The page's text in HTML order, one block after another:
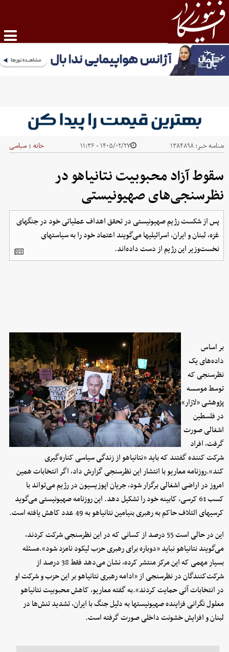
شناسه خبر:۱۳۸۴۸۹۸ ۱۴۰۵/۰۲/۲۷ - ۱۱:۳۶ خانه | سیاسی
سقوط آزاد محبوبیت نتانیاهو در
نظرسنجی‌های صهیونیستی
پس از شکست رژیم صهیونیستی در تحقق اهداف عملیاتی خود در جنگهای
غزه، لبنان و ایران، اسرائیلیها می‌گویند اعتماد خود را به سیاستهای
نخست‌وزیر این رژیم از دست داده‌اند.
بر اساس
داده‌های یک
نظر‌سنجی که
توسط موسسه
پژوهشی «لازار»
در فلسطین
اشغالی صورت
گرفت، افراد
شرکت کننده گفتند که باید «نتانیاهو از زندگی سیاسی کناره‌گیری
کند».روزنامه معاریو با انتشار این نظرسنجی گزارش داد، اگر انتخابات همین
امروز در اراضی اشغالی برگزار شود، جریان اپوزیسیون در رژیم می‌تواند با
کسب 61 کرسی، کابینه خود را تشکیل دهد. این روزنامه صهیونیستی می‌گوید
کرسیهای ائتلاف حاکم به رهبری بنیامین نتانیاهو به 49 عدد کاهش یافته است.
این در حالی است 55 درصد از کسانی که در این نظرسنجی شرکت کردند،
می‌گویند نتانیاهو نباید «دوباره برای رهبری حزب لیکود نامزد شود».مسئله
بسیار مهمی که این مرکز منتشر کرده، نشان می‌دهد فقط 38 درصد از
شرکت‌کنندگان در نظرسنجی از «ادامه رهبری نتانیاهو بر این حزب و شرکت او
در انتخابات آتی حمایت کردند».به گفته معاریو، کاهش محبوبیت نتانیاهو
معلول نگرانی فزاینده صهیونیستها به دلیل جنگ با ایران، تشدید تنش‌ها در
لبنان و افزایش خشونت داخلی صورت گرفته است.